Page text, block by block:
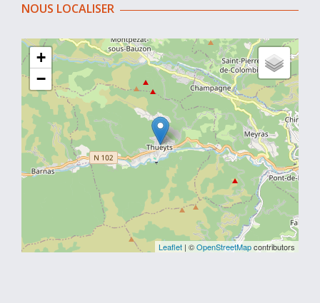
NOUS LOCALISER
+
−
Leaflet | ©OpenStreetMapcontributors